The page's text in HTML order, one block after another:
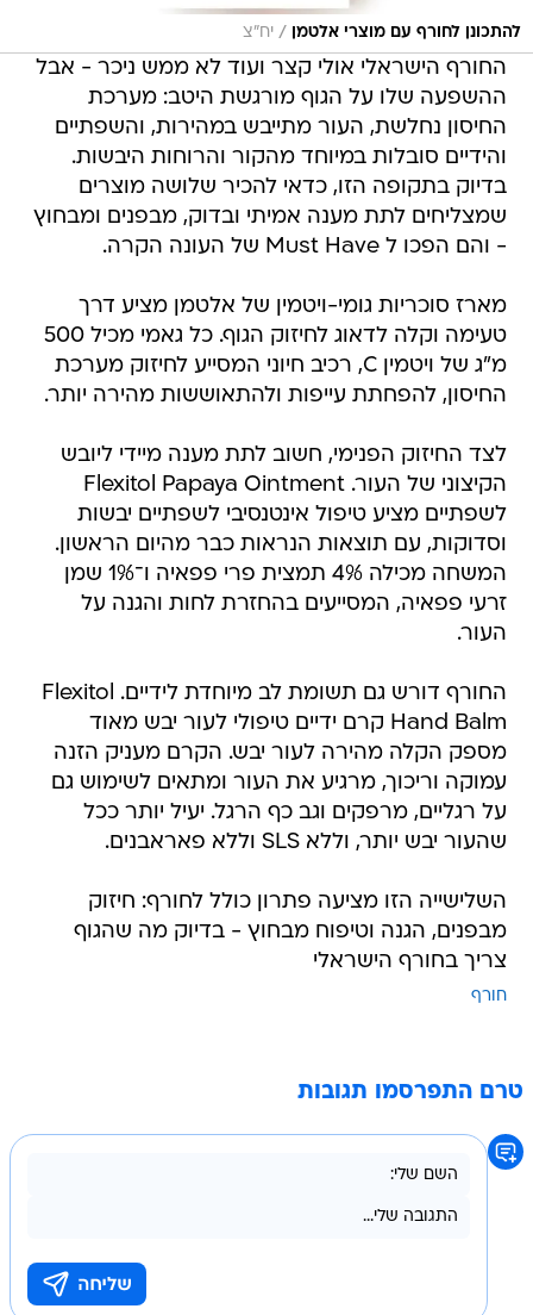
להתכונן לחורף עם מוצרי אלטמן / יח"צ
החורף הישראלי אולי קצר ועוד לא ממש ניכר - אבל
ההשפעה שלו על הגוף מורגשת היטב: מערכת
החיסון נחלשת, העור מתייבש במהירות, והשפתיים
והידיים סובלות במיוחד מהקור והרוחות היבשות.
בדיוק בתקופה הזו, כדאי להכיר שלושה מוצרים
שמצליחים לתת מענה אמיתי ובדוק, מבפנים ומבחוץ
- והם הפכו ל Must Have של העונה הקרה.
מארז סוכריות גומי-ויטמין של אלטמן מציע דרך
טעימה וקלה לדאוג לחיזוק הגוף. כל גאמי מכיל 500
מ"ג של ויטמין C, רכיב חיוני המסייע לחיזוק מערכת
החיסון, להפחתת עייפות ולהתאוששות מהירה יותר.
לצד החיזוק הפנימי, חשוב לתת מענה מיידי ליובש
הקיצוני של העור. Flexitol Papaya Ointment
לשפתיים מציע טיפול אינטנסיבי לשפתיים יבשות
וסדוקות, עם תוצאות הנראות כבר מהיום הראשון.
המשחה מכילה 4% תמצית פרי פפאיה ו־1% שמן
זרעי פפאיה, המסייעים בהחזרת לחות והגנה על
העור.
החורף דורש גם תשומת לב מיוחדת לידיים. Flexitol
Hand Balm קרם ידיים טיפולי לעור יבש מאוד
מספק הקלה מהירה לעור יבש. הקרם מעניק הזנה
עמוקה וריכוך, מרגיע את העור ומתאים לשימוש גם
על רגליים, מרפקים וגב כף הרגל. יעיל יותר ככל
שהעור יבש יותר, וללא SLS וללא פאראבנים.
השלישייה הזו מציעה פתרון כולל לחורף: חיזוק
מבפנים, הגנה וטיפוח מבחוץ - בדיוק מה שהגוף
צריך בחורף הישראלי
חורף
טרם התפרסמו תגובות